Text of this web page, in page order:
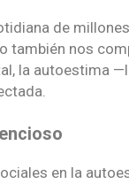
de
nos
la autoestima
en la